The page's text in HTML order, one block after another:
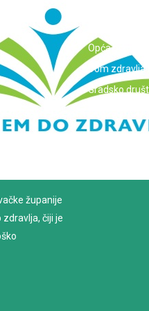
županije
čiji je
Zavod za
Opća bolnica
Dom
Gradsko